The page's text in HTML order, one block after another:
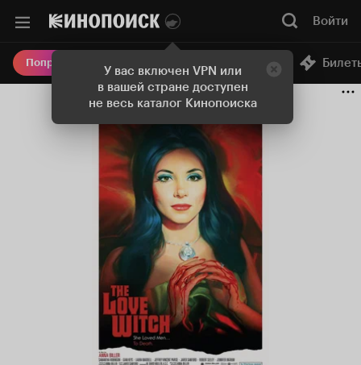
У вас включен VPN или
в вашей стране доступен
не весь каталог Кинопоиска
Войти
Попробовать Плюс Онлайн-кинотеатр